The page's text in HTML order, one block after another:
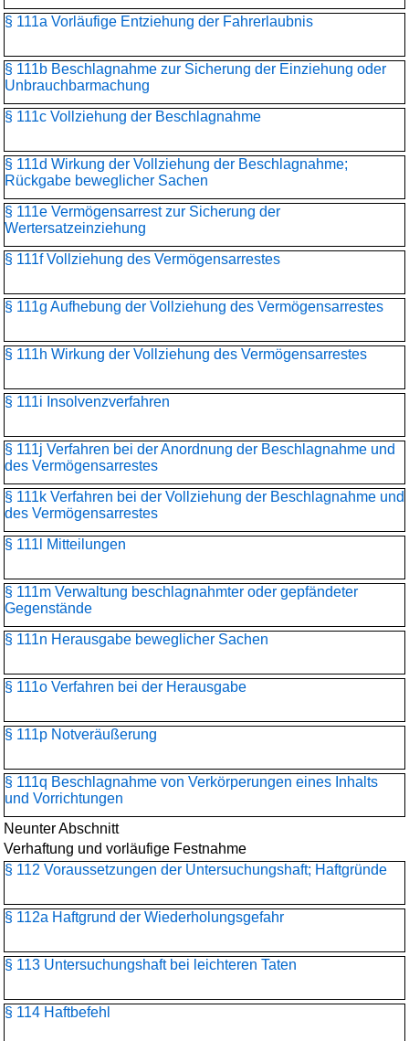
§ 111a Vorläufige Entziehung der Fahrerlaubnis
§ 111b Beschlagnahme zur Sicherung der Einziehung oder
Unbrauchbarmachung
§ 111c Vollziehung der Beschlagnahme
§ 111d Wirkung der Vollziehung der Beschlagnahme;
Rückgabe beweglicher Sachen
§ 111e Vermögensarrest zur Sicherung der
Wertersatzeinziehung
§ 111f Vollziehung des Vermögensarrestes
§ 111g Aufhebung der Vollziehung des Vermögensarrestes
§ 111h Wirkung der Vollziehung des Vermögensarrestes
§ 111i Insolvenzverfahren
§ 111j Verfahren bei der Anordnung der Beschlagnahme und
des Vermögensarrestes
§ 111k Verfahren bei der Vollziehung der Beschlagnahme und
des Vermögensarrestes
§ 111l Mitteilungen
§ 111m Verwaltung beschlagnahmter oder gepfändeter
Gegenstände
§ 111n Herausgabe beweglicher Sachen
§ 111o Verfahren bei der Herausgabe
§ 111p Notveräußerung
§ 111q Beschlagnahme von Verkörperungen eines Inhalts
und Vorrichtungen
Neunter Abschnitt
Verhaftung und vorläufige Festnahme
§ 112 Voraussetzungen der Untersuchungshaft; Haftgründe
§ 112a Haftgrund der Wiederholungsgefahr
§ 113 Untersuchungshaft bei leichteren Taten
§ 114 Haftbefehl